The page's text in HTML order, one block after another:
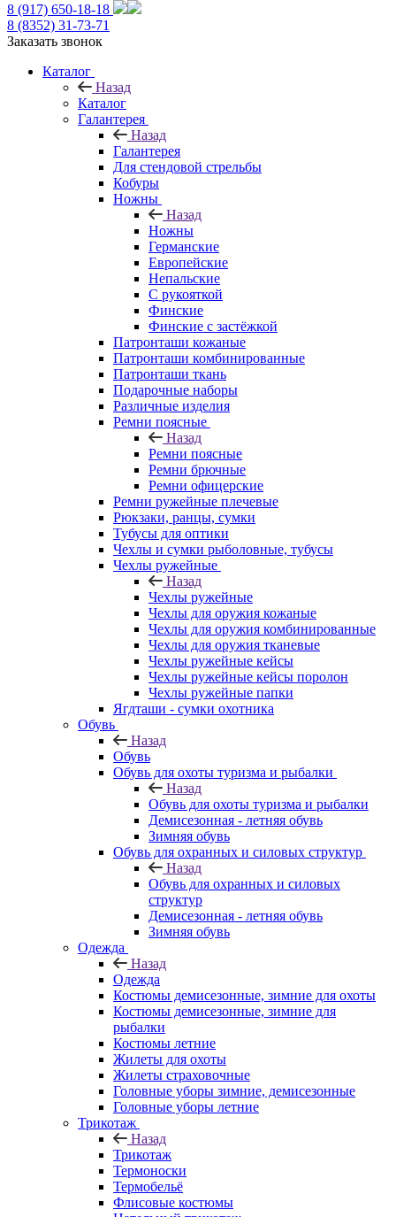
8 (917) 650-18-18
8 (8352) 31-73-71
Заказать звонок
Каталог
Назад
Каталог
Галантерея
Назад
Галантерея
Для стендовой стрельбы
Кобуры
Ножны
Назад
Ножны
Германские
Европейские
Непальские
С рукояткой
Финские
Финские с застёжкой
Патронташи кожаные
Патронташи комбинированные
Патронташи ткань
Подарочные наборы
Различные изделия
Ремни поясные
Назад
Ремни поясные
Ремни брючные
Ремни офицерские
Ремни ружейные плечевые
Рюкзаки, ранцы, сумки
Тубусы для оптики
Чехлы и сумки рыболовные, тубусы
Чехлы ружейные
Назад
Чехлы ружейные
Чехлы для оружия кожаные
Чехлы для оружия комбинированные
Чехлы для оружия тканевые
Чехлы ружейные кейсы
Чехлы ружейные кейсы поролон
Чехлы ружейные папки
Ягдташи - сумки охотника
Обувь
Назад
Обувь
Обувь для охоты туризма и рыбалки
Назад
Обувь для охоты туризма и рыбалки
Демисезонная - летняя обувь
Зимняя обувь
Обувь для охранных и силовых структур
Назад
Обувь для охранных и силовых
структур
Демисезонная - летняя обувь
Зимняя обувь
Одежда
Назад
Одежда
Костюмы демисезонные, зимние для охоты
Костюмы демисезонные, зимние для
рыбалки
Костюмы летние
Жилеты для охоты
Жилеты страховочные
Головные уборы зимние, демисезонные
Головные уборы летние
Трикотаж
Назад
Трикотаж
Термоноски
Термобельё
Флисовые костюмы